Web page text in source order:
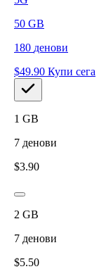
50 GB
180 денови
$49.90 Купи сега
1 GB
7 денови
$3.90
2 GB
7 денови
$5.50